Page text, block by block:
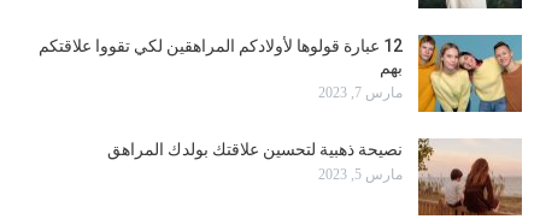
12 عبارة قولوها لأولادكم المراهقين لكي تقووا علاقتكم
بهم
مارس 7, 2023
نصيحة ذهبية لتحسين علاقتك بولدك المراهق
مارس 5, 2023